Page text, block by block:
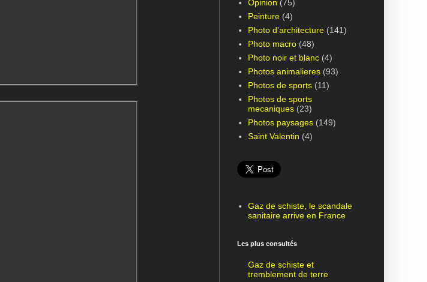
Opinion (75)
Peinture (4)
Photo d'architecture (141)
Photo macro (48)
Photo noir et blanc (4)
Photos animalieres (93)
Photos de sports (11)
Photos de sports
mecaniques (23)
Photos paysages (149)
Saint Valentin (4)
Gaz de schiste, le scandale
sanitaire arrive en France
Les plus consultés
Gaz de schiste et
tremblement de terre